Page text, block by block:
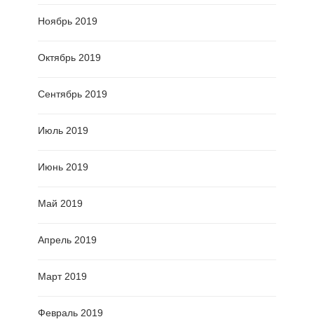
Ноябрь 2019
Октябрь 2019
Сентябрь 2019
Июль 2019
Июнь 2019
Май 2019
Апрель 2019
Март 2019
Февраль 2019